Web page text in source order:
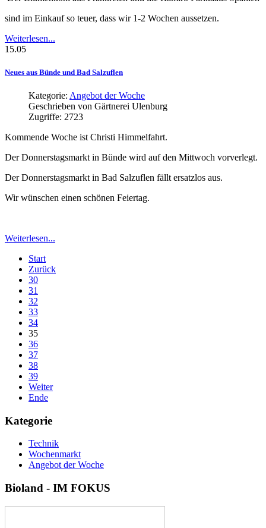
sind im Einkauf so teuer, dass wir 1-2 Wochen aussetzen.
Weiterlesen...
15.05
Neues aus Bünde und Bad Salzuflen
Kategorie: Angebot der Woche
Geschrieben von Gärtnerei Ulenburg
Zugriffe: 2723
Kommende Woche ist Christi Himmelfahrt.
Der Donnerstagsmarkt in Bünde wird auf den Mittwoch vorverlegt.
Der Donnerstagsmarkt in Bad Salzuflen fällt ersatzlos aus.
Wir wünschen einen schönen Feiertag.
Weiterlesen...
Start
Zurück
30
31
32
33
34
35
36
37
38
39
Weiter
Ende
Kategorie
Technik
Wochenmarkt
Angebot der Woche
Bioland - IM FOKUS